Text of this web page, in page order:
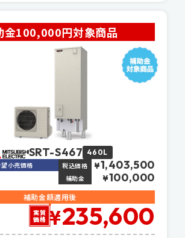
金100,000円対象商品
SRT-S467 460L
小売価格 税込価格 ¥1,403,500
補助金 ¥100,000
補助金額適用後
実質
価格 ¥235,600